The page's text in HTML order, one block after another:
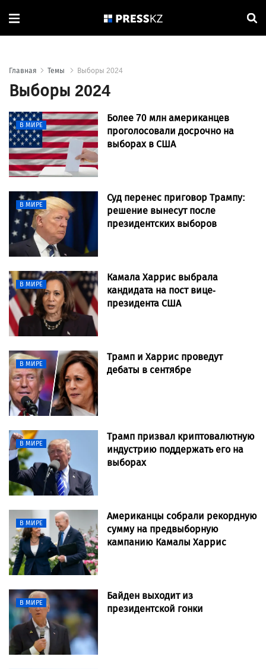
Главная Темы Выборы 2024
Выборы 2024
В МИРЕ
Более 70 млн американцев
проголосовали досрочно на
выборах в США
В МИРЕ
Суд перенес приговор Трампу:
решение вынесут после
президентских выборов
В МИРЕ
Камала Харрис выбрала
кандидата на пост вице-
президента США
В МИРЕ
Трамп и Харрис проведут
дебаты в сентябре
В МИРЕ
Трамп призвал криптовалютную
индустрию поддержать его на
выборах
В МИРЕ
Американцы собрали рекордную
сумму на предвыборную
кампанию Камалы Харрис
В МИРЕ
Байден выходит из
президентской гонки